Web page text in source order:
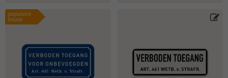
populaire
keuze